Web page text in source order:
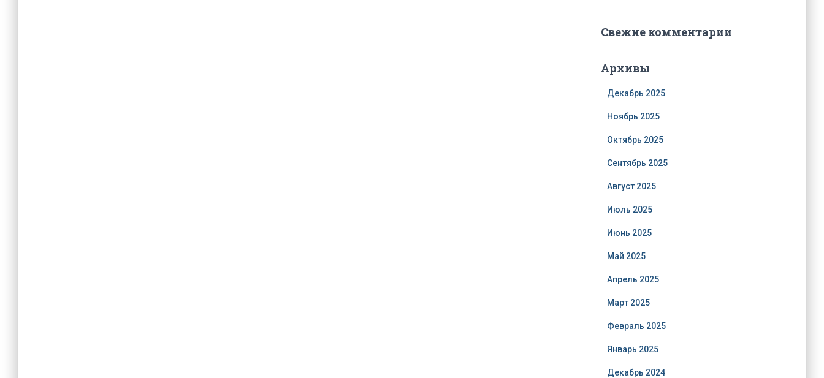
Свежие комментарии
Архивы
Декабрь 2025
Ноябрь 2025
Октябрь 2025
Сентябрь 2025
Август 2025
Июль 2025
Июнь 2025
Май 2025
Апрель 2025
Март 2025
Февраль 2025
Январь 2025
Декабрь 2024